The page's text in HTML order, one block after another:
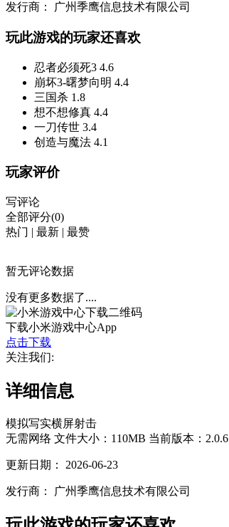
发行商： 广州季鹰信息技术有限公司
玩此游戏的玩家还喜欢
忍者必须死3 4.6
崩坏3-曙梦向明 4.4
三国杀 1.8
想不想修真 4.4
一刀传世 3.4
创造与魔法 4.1
玩家评价
写评论
全部评分(0)
热门 | 最新 | 最赞
暂无评论数据
没有更多数据了....
下载小米游戏中心App
点击下载
关注我们:
详细信息
模拟写实横屏射击
无需网络 文件大小：110MB 当前版本：2.0.6
更新日期： 2026-06-23
发行商： 广州季鹰信息技术有限公司